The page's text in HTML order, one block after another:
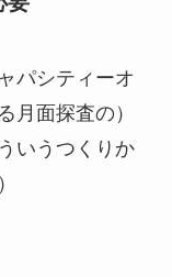
パシティーオ
月面探査の）
いうつくりか